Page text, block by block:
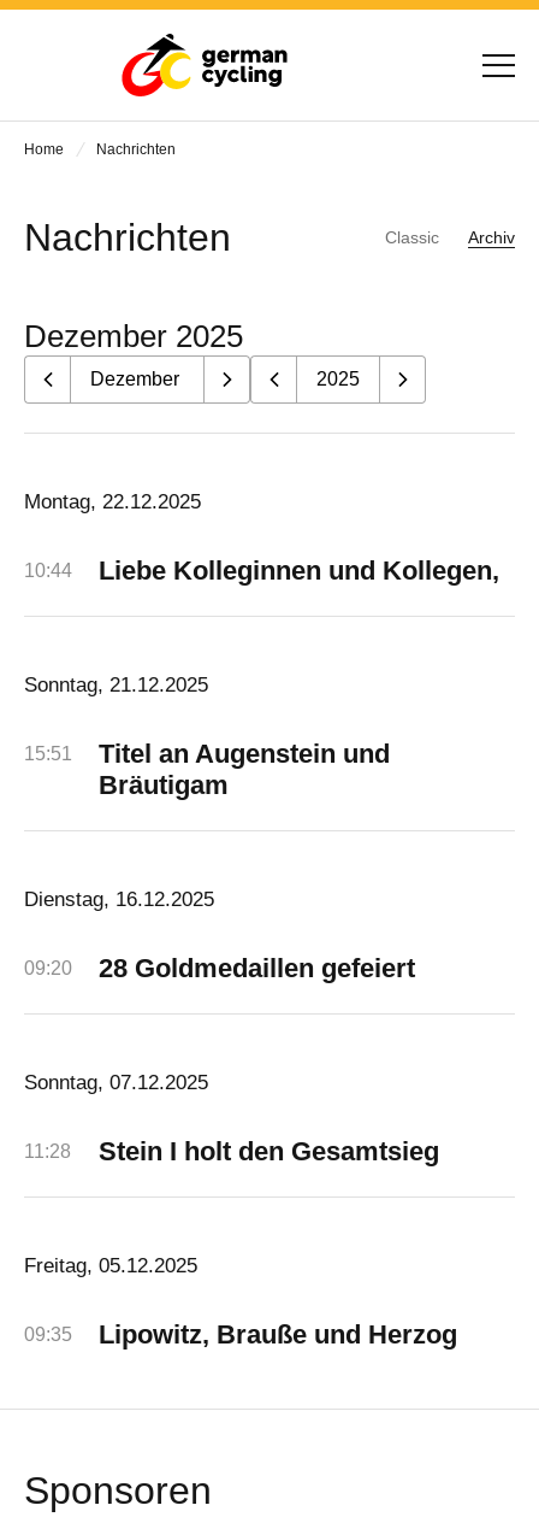
Home Nachrichten
Nachrichten Classic Archiv
Dezember 2025
Montag, 22.12.2025
10:44 Liebe Kolleginnen und Kollegen,
Sonntag, 21.12.2025
15:51
Titel an Augenstein und
Bräutigam
Dienstag, 16.12.2025
09:20 28 Goldmedaillen gefeiert
Sonntag, 07.12.2025
11:28 Stein I holt den Gesamtsieg
Freitag, 05.12.2025
09:35 Lipowitz, Brauße und Herzog
Sponsoren